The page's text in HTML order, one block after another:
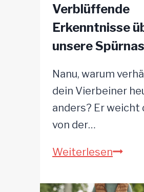
Verblüffende
Erkenntnisse
unsere
Nanu, warum
dein Vierbeiner
anders? Er weicht
von der…
WeiterlesenSpürt
Hund